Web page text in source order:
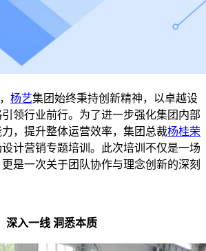
杨艺集团始终秉持创新精神，以卓越设
领行业前行。为了进一步强化集团内部
，提升整体运营效率，集团总裁杨桂荣
计营销专题培训。此次培训不仅是一场
是一次关于团队协作与理念创新的深刻
深入一线 洞悉本质